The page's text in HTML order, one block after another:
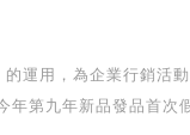
運用，為企業行銷活
年第九年新品發品首